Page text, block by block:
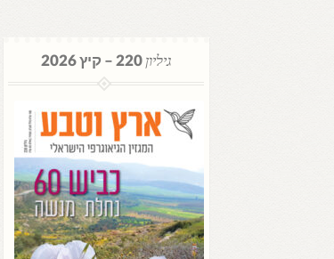
גיליון220 – קיץ 2026